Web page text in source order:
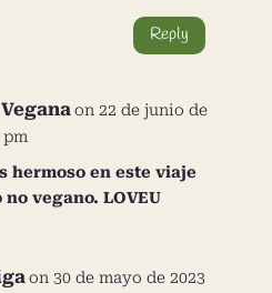
Reply
on 22 de junio de
pm
hermoso en este viaje
vegano. LOVEU
on 30 de mayo de 2023